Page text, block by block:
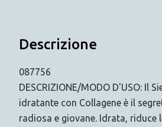
Descrizione
087756
DESCRIZIONE/MODO D'USO: Il
idratante con Collagene è il
radiosa e giovane. Idrata, riduce